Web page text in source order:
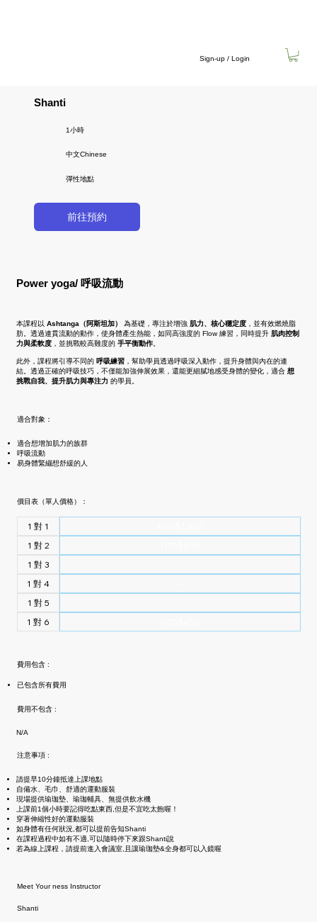
Sign-up / Login
Shanti
1小時
中文Chinese
彈性地點
前往預約
Meet Your ness Instructor
Shanti
Power yoga/ 呼吸流動
適合對象：
適合想增加肌力的族群
呼吸流動
易身體緊繃想舒緩的人
本課程以Ashtanga（阿斯坦加） 為基礎，專注於增強 肌力、核心穩定度 ，並有效燃燒脂
肪。透過連貫流動的動作，使身體產生熱能，如同高強度的 Flow 練習，同時提升 肌肉控制
力與柔軟度 ，並挑戰較高難度的手平衡動作
此外，課程將引導不同的呼吸練習 ，幫助學員透過呼吸深入動作，提升身體與內在的連
結。透過正確的呼吸技巧，不僅能加強伸展效果，還能更細膩地感受身體的變化，適合想
挑戰自我、提升肌力與專注力 的學員。
價目表（單人價格）：
費用包含 :
已包含所有費用
費用不包含 :
N/A
注意事項 :
請提早10分鐘抵達上課地點
自備水、毛巾、舒適的運動服裝
現場提供瑜珈墊、瑜珈輔具、無提供飲水機
上課前1個小時要記得吃點東西,但是不宜吃太飽喔！
穿著伸縮性好的運動服裝
如身體有任何狀況,都可以提前告知Shanti
在課程過程中如有不適,可以隨時停下來跟Shanti說
若為線上課程，請提前進入會議室,且讓瑜珈墊&全身都可以入鏡喔